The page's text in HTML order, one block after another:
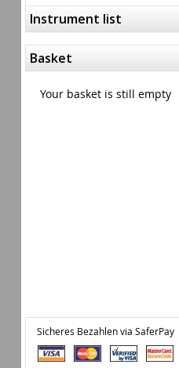
Instrument list
Basket
Your basket is still empty
Sicheres Bezahlen via SaferPay